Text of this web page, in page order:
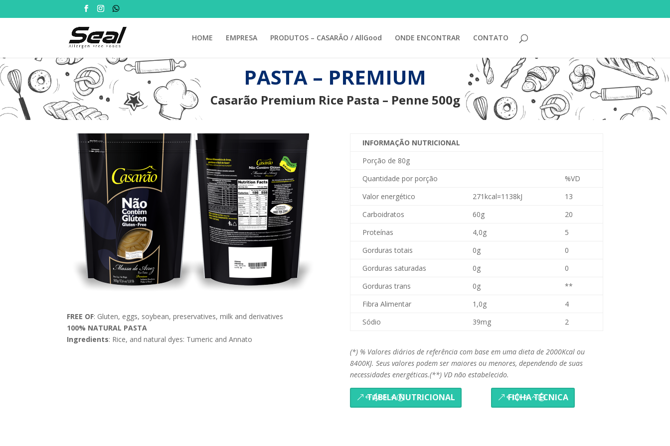
HOME EMPRESA PRODUTOS – CASARÃO / AllGood ONDE ENCONTRAR CONTATO
PASTA – PREMIUM
Casarão Premium Rice Pasta – Penne 500g
FREE OF: Gluten, eggs, soybean, preservatives, milk and derivatives
100% NATURAL PASTA
Ingredients: Rice, and natural dyes: Tumeric and Annato
INFORMAÇÃO NUTRICIONAL
Porção de 80g
Quantidade por porção
%VD
Valor energético
271kcal=1138kJ
13
Carboidratos
60g
20
Proteínas
4,0g
5
Gorduras totais
0g
0
Gorduras saturadas
0g
0
Gorduras trans
0g
**
Fibra Alimentar
1,0g
4
Sódio
39mg 2
(*) % Valores diários de referência com base em uma dieta de 2000Kcal ou
8400KJ. Seus valores podem ser maiores ou menores, dependendo de suas
necessidades energéticas.(**) VD não estabelecido.
TABELA NUTRICIONAL FICHA TÉCNICA